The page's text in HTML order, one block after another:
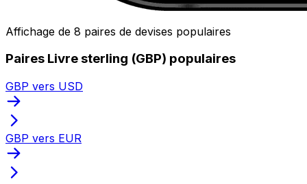
Affichage de 8 paires de devises populaires
Paires Livre sterling (GBP) populaires
GBP vers USD
GBP vers EUR